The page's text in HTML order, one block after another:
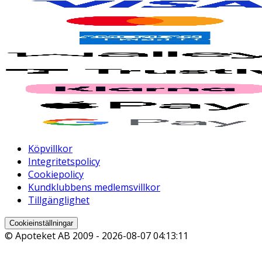
Köpvillkor
Integritetspolicy
Cookiepolicy
Kundklubbens medlemsvillkor
Tillgänglighet
Cookieinställningar
© Apoteket AB 2009 - 2026-08-07 04:13:11